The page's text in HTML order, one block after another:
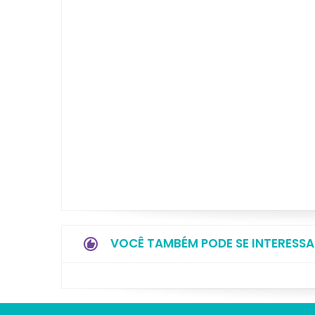
VOCÊ TAMBÉM PODE SE